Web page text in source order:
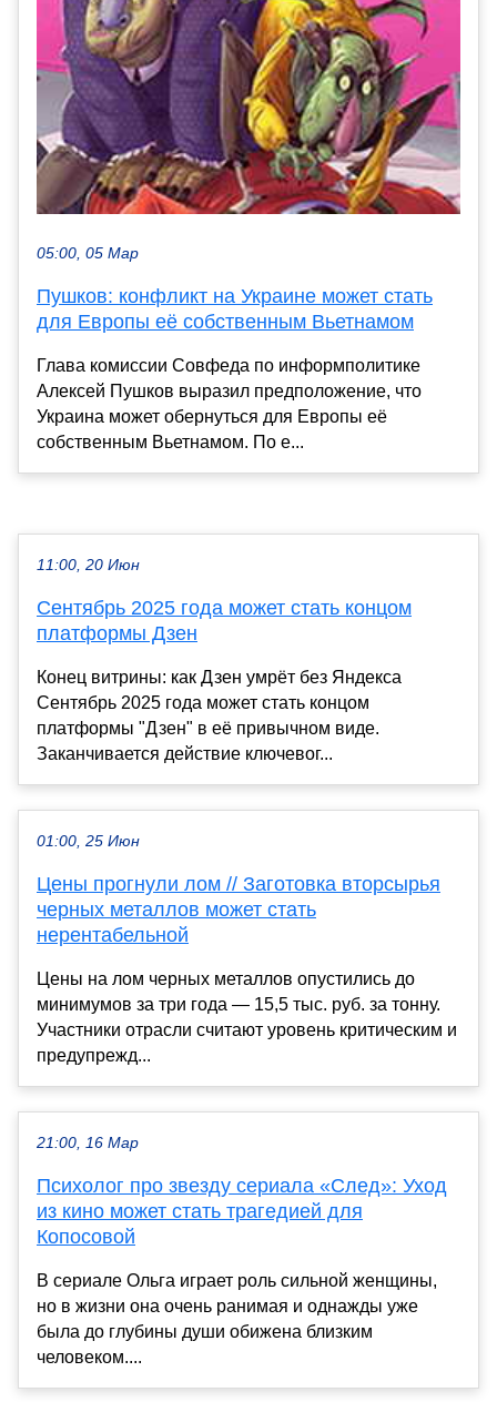
05:00, 05 Мар
Пушков: конфликт на Украине может стать
для Европы её собственным Вьетнамом
Глава комиссии Совфеда по информполитике
Алексей Пушков выразил предположение, что
Украина может обернуться для Европы её
собственным Вьетнамом. По е...
11:00, 20 Июн
Сентябрь 2025 года может стать концом
платформы Дзен
Конец витрины: как Дзен умрёт без Яндекса
Сентябрь 2025 года может стать концом
платформы "Дзен" в её привычном виде.
Заканчивается действие ключевог...
01:00, 25 Июн
Цены прогнули лом // Заготовка вторсырья
черных металлов может стать
нерентабельной
Цены на лом черных металлов опустились до
минимумов за три года — 15,5 тыс. руб. за тонну.
Участники отрасли считают уровень критическим и
предупрежд...
21:00, 16 Мар
Психолог про звезду сериала «След»: Уход
из кино может стать трагедией для
Копосовой
В сериале Ольга играет роль сильной женщины,
но в жизни она очень ранимая и однажды уже
была до глубины души обижена близким
человеком....